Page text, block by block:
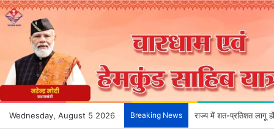
Wednesday, August 5 2026 Breaking News राज्य में शत-प्रतिशत लागू